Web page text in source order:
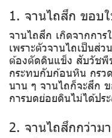
1. จานไถสึก ขอบ
จานไถสึก เกิดจากการ
เพราะตัวจานไถเป็นส่
ต้องตัดดินแข็ง สับวัช
กระทบกับก้อนหิน กรว
นาน ๆ จานไถก็จะสึก
การบดย่อยดินไม่ได้ปร
2. จานไถสึกกว่าม